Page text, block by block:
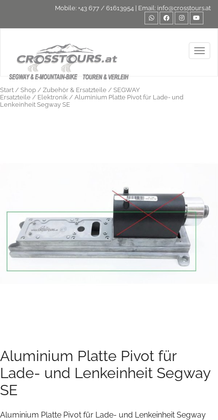
Mobile: +43 677 / 61613954 | Email: info@crosstours.at
Start / Shop / Zubehör & Ersatzteile / SEGWAY
Ersatzteile / Elektronik / Aluminium Platte Pivot für Lade- und
Lenkeinheit Segway SE
Aluminium Platte Pivot für
Lade- und Lenkeinheit Segway
SE
Aluminium Platte Pivot für Lade- und Lenkeinheit Segway